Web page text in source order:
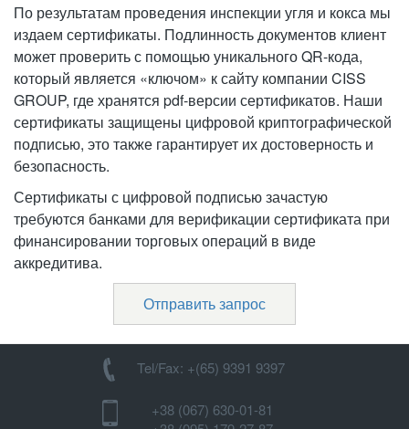
По результатам проведения инспекции угля и кокса мы
издаем сертификаты. Подлинность документов клиент
может проверить с помощью уникального QR-кода,
который является «ключом» к сайту компании CISS
GROUP, где хранятся pdf-версии сертификатов. Наши
сертификаты защищены цифровой криптографической
подписью, это также гарантирует их достоверность и
безопасность.
Сертификаты с цифровой подписью зачастую
требуются банками для верификации сертификата при
финансировании торговых операций в виде
аккредитива.
Отправить запрос
Tel/Fax: +(65) 9391 9397
+38 (067) 630-01-81